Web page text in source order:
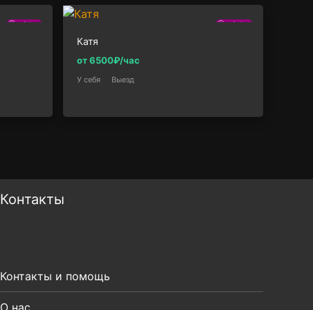
2.1км 2.4км
Катя
от 6500₽/час
У себя Выезд
Контакты
Контакты и помощь